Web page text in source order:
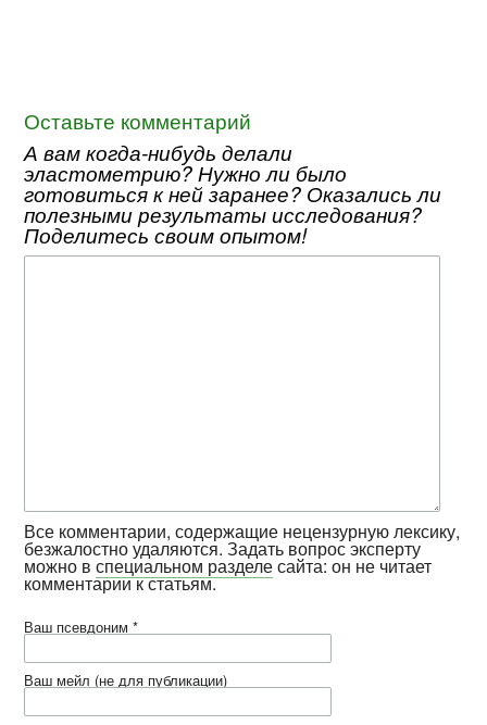
Оставьте комментарий
А вам когда-нибудь делали
эластометрию? Нужно ли было
готовиться к ней заранее? Оказались ли
полезными результаты исследования?
Поделитесь своим опытом!
Все комментарии, содержащие нецензурную лексику,
безжалостно удаляются. Задать вопрос эксперту
можно вспециальном разделесайта: он не читает
комментарии к статьям.
Ваш псевдоним *
Ваш мейл (не для публикации)